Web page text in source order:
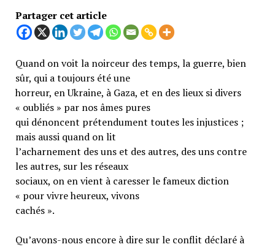
Partager cet article
Quand on voit la noirceur des temps, la guerre, bien
sûr, qui a toujours été une
horreur, en Ukraine, à Gaza, et en des lieux si divers
« oubliés » par nos âmes pures
qui dénoncent prétendument toutes les injustices ;
mais aussi quand on lit
l’acharnement des uns et des autres, des uns contre
les autres, sur les réseaux
sociaux, on en vient à caresser le fameux diction
« pour vivre heureux, vivons
cachés ».
Qu’avons-nous encore à dire sur le conflit déclaré à